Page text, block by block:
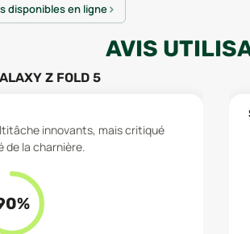
disponibles en ligne
AVIS
Z FOLD 5
innovants, mais critiqué
de la charnière.
%